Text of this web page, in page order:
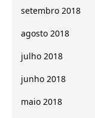
setembro 2018
agosto 2018
julho 2018
junho 2018
maio 2018